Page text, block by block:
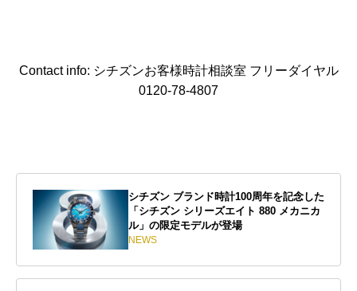
Contact info: シチズンお客様時計相談室 フリーダイヤル
0120-78-4807
シチズン ブランド時計100周年を記念した
「シチズン シリーズエイト 880 メカニカ
ル」の限定モデルが登場
NEWS